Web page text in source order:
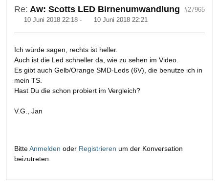
Re: Aw: Scotts LED Birnenumwandlung
10 Juni 2018 22:18 - 10 Juni 2018 22:21
#27965
Ich würde sagen, rechts ist heller.
Auch ist die Led schneller da, wie zu sehen im Video.
Es gibt auch Gelb/Orange SMD-Leds (6V), die benutze ich in
mein TS.
Hast Du die schon probiert im Vergleich?
V.G., Jan
BitteAnmelden oder Registrieren um der Konversation
beizutreten.